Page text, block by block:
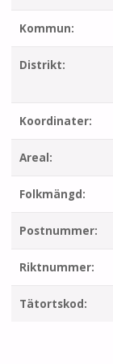
Kommun:
Distrikt:
Koordinater:
Areal:
Folkmängd:
Postnummer:
Riktnummer:
Tätortskod: